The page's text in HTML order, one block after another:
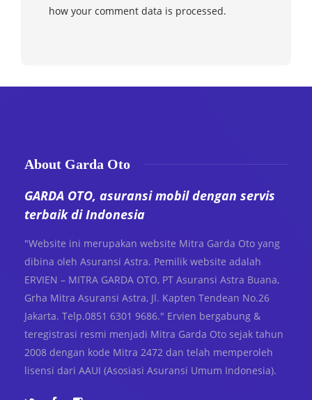
how your comment data is processed.
About Garda Oto
GARDA OTO, asuransi mobil dengan servis
terbaik di Indonesia
"Website ini merupakan website Mitra Garda Oto yang
dibina oleh Asuransi Astra. Pemilik website adalah
ERVIEN – MITRA GARDA OTO, PT Asuransi Astra Buana,
Grha Mitra Asuransi Astra, Jl. Kapten Tendean No.26
Jakarta. Telp.0851 6301 9686." Ervien bergabung &
teregistrasi resmi menjadi Mitra Garda Oto sejak tahun
2008 dengan kode Mitra 2472 dan telah memperoleh
lisensi dari AAUI (Asosiasi Asuransi Umum Indonesia).